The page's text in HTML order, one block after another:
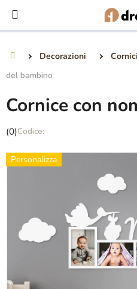
contenuto
Decorazioni
del bambino
Cornice con
La
media
del
stelle.
(0)
Personalizza